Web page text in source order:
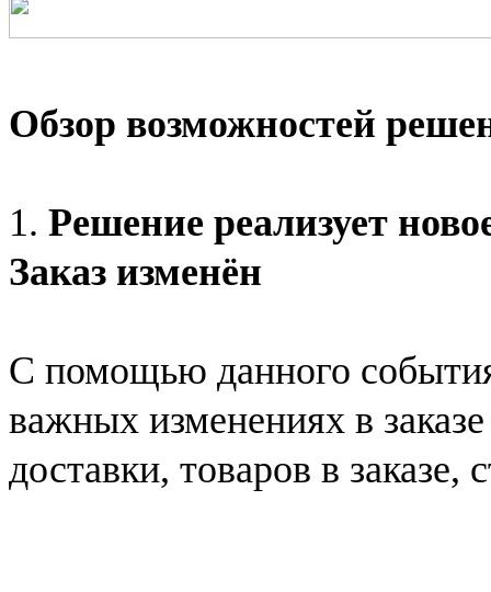
Обзор возможностей
1. Решение реализует
Заказ изменён
С помощью данного
важных изменениях в
доставки, товаров в заказе,